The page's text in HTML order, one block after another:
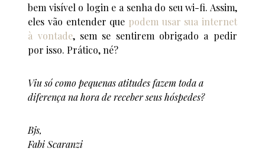
bem visível o login e a senha do seu wi-fi. Assim,
eles vão entender que podem usar sua internet
à vontade, sem se sentirem obrigado a pedir
por isso. Prático, né?
Viu só como pequenas atitudes fazem toda a
diferença na hora de receber seus hóspedes?
Bjs,
Fabi Scaranzi